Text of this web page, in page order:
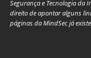
Segurança e Tecnologia da
direito de apontar alguns
páginas da MindSec já